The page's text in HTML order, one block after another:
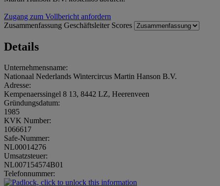
Zugang zum Vollbericht anfordern
Zusammenfassung Geschäftsleiter Scores
Details
Unternehmensname:
Nationaal Nederlands Wintercircus Martin Hanson B.V.
Adresse:
Kempenaerssingel 8 13, 8442 LZ, Heerenveen
Gründungsdatum:
1985
KVK Number:
1066617
Safe-Nummer:
NL00014276
Umsatzsteuer:
NL007154574B01
Telefonnummer: